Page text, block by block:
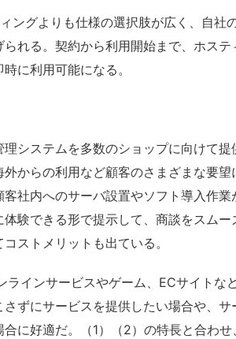
ングよりも仕様の選択肢が広く、自社
れる。契約から利用開始まで、ホステ
に利用可能になる。
システムを多数のショップに向けて提
からの利用など顧客のさまざまな要
社内へのサーバ設置やソフト導入作業
験できる形で提示して、商談をスム
ストメリットも出ている。
インサービスやゲーム、ECサイトな
ずにサービスを提供したい場合や、
に好適だ。（1）（2）の特長と合わ